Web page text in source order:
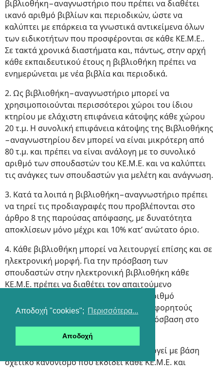
Αποδοχή "cookies"; Περισσότερα...
Αποδοχή
βιβλιοθήκη−αναγνωστήριο που πρέπει να διαθέτει
ικανό αριθμό βιβλίων και περιοδικών, ώστε να
καλύπτει με επάρκεια τα γνωστικά αντικείμενα όλων
των ειδικοτήτων που προσφέρονται σε κάθε ΚΕ.Μ.Ε..
Σε τακτά χρονικά διαστήματα και, πάντως, στην αρχή
κάθε εκπαιδευτικού έτους η βιβλιοθήκη πρέπει να
ενημερώνεται με νέα βιβλία και περιοδικά.
2. Ως βιβλιοθήκη−αναγνωστήριο μπορεί να
χρησιμοποιούνται περισσότεροι χώροι του ίδιου
κτηρίου με ελάχιστη επιφάνεια κάτοψης κάθε χώρου
20 τ.μ. Η συνολική επιφάνεια κάτοψης της Βιβλιοθήκης
−αναγνωστηρίου δεν μπορεί να είναι μικρότερη από
80 τ.μ. και πρέπει να είναι ανάλογη με το συνολικό
αριθμό των σπουδαστών του ΚΕ.Μ.Ε. και να καλύπτει
τις ανάγκες των σπουδαστών για μελέτη και ανάγνωση.
3. Κατά τα λοιπά η βιβλιοθήκη−αναγνωστήριο πρέπει
να τηρεί τις προδιαγραφές που προβλέπονται στο
άρθρο 8 της παρούσας απόφασης, με δυνατότητα
αποκλίσεων μόνο μέχρι και 10% κατ’ ανώτατο όριο.
4. Κάθε βιβλιοθήκη μπορεί να λειτουργεί επίσης και σε
ηλεκτρονική μορφή. Για την πρόσβαση των
σπουδαστών στην ηλεκτρονική βιβλιοθήκη κάθε
ΚΕ.Μ.Ε. πρέπει να διαθέτει τον απαιτούμενο
υλικοτεχνικό εξοπλισμό, ιδίως ικανό αριθμό
ηλεκτρονικών υπολογιστών, θέσεις για φορητούς
ηλεκτρονικούς υπολογιστές, συνεχή πρόσβαση στο
διαδίκτυο, εκτυπωτές κ.λπ.
5. Η βιβλιοθήκη−αναγνωστήριο λειτουργεί με βάση
σχετικό κανονισμό που εκδίδει κάθε ΚΕ.Μ.Ε. και